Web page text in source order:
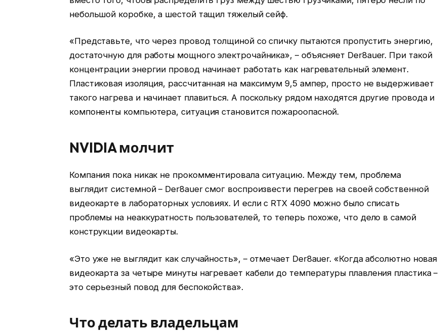
небольшой коробке, а шестой тащил тяжелый сейф.
«Представьте, что через провод толщиной со спичку пытаются пропустить энергию,
достаточную для работы мощного электрочайника», – объясняет Der8auer. При такой
концентрации энергии провод начинает работать как нагревательный элемент.
Пластиковая изоляция, рассчитанная на максимум 9,5 ампер, просто не выдерживает
такого нагрева и начинает плавиться. А поскольку рядом находятся другие провода и
компоненты компьютера, ситуация становится пожароопасной.
NVIDIA молчит
Компания пока никак не прокомментировала ситуацию. Между тем, проблема
выглядит системной – Der8auer смог воспроизвести перегрев на своей собственной
видеокарте в лабораторных условиях. И если с RTX 4090 можно было списать
проблемы на неаккуратность пользователей, то теперь похоже, что дело в самой
конструкции видеокарты.
«Это уже не выглядит как случайность», – отмечает Der8auer. «Когда абсолютно новая
видеокарта за четыре минуты нагревает кабели до температуры плавления пластика –
это серьезный повод для беспокойства».
Что делать владельцам